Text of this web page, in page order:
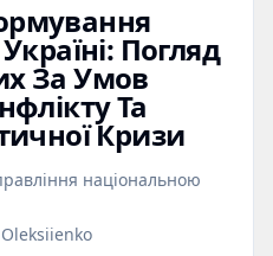
Погляд
За Умов
Та
Кризи
національною